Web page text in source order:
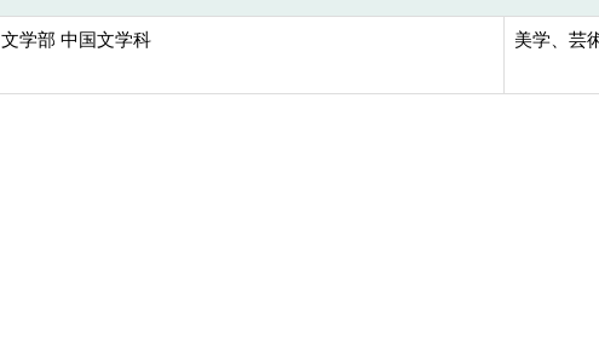
文学部 中国文学科 美学、芸